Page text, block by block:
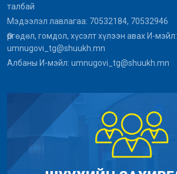
талбай
Мэдээлэл лавлагаа: 70532184, 70532946
Өргөдөл, гомдол, хүсэлт хүлээн авах И-мэйл:
umnugovi_tg@shuukh.mn
Албаны И-мэйл: umnugovi_tg@shuukh.mn